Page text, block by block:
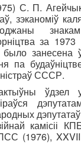
С. П.
зэканоміў
за 1973
было занесена
па
СССР.
ўдзел
камісіі
(1976),